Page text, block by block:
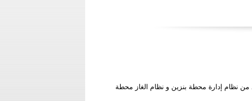
نظام إدارة محطة بنزين و نظام الغاز محطة